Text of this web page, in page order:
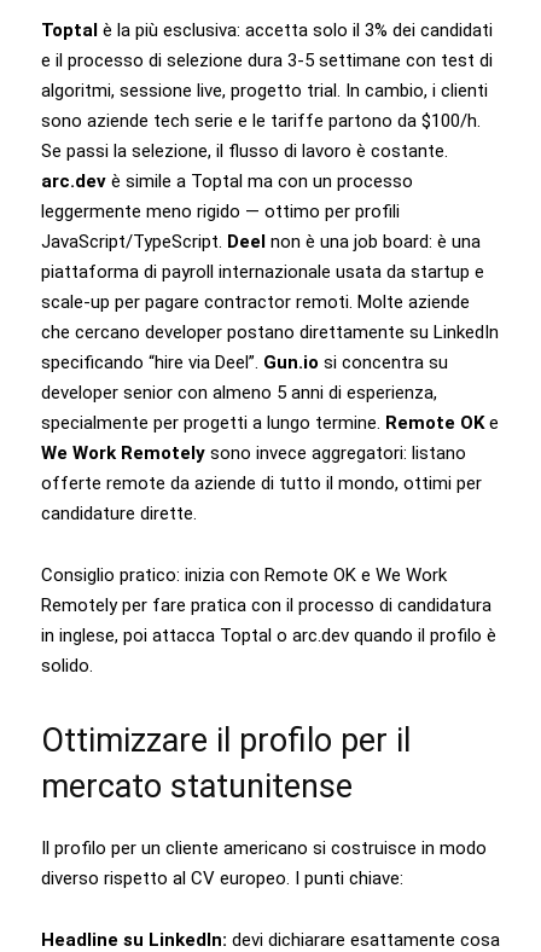
Toptal è la più esclusiva: accetta solo il 3% dei candidati
e il processo di selezione dura 3-5 settimane con test di
algoritmi, sessione live, progetto trial. In cambio, i clienti
sono aziende tech serie e le tariffe partono da $100/h.
Se passi la selezione, il flusso di lavoro è costante.
arc.dev è simile a Toptal ma con un processo
leggermente meno rigido — ottimo per profili
JavaScript/TypeScript. Deel non è una job board: è una
piattaforma di payroll internazionale usata da startup e
scale-up per pagare contractor remoti. Molte aziende
che cercano developer postano direttamente su LinkedIn
specificando “hire via Deel”. Gun.io si concentra su
developer senior con almeno 5 anni di esperienza,
specialmente per progetti a lungo termine. Remote OKe
We Work Remotely sono invece aggregatori: listano
offerte remote da aziende di tutto il mondo, ottimi per
candidature dirette.
Consiglio pratico: inizia con Remote OK e We Work
Remotely per fare pratica con il processo di candidatura
in inglese, poi attacca Toptal o arc.dev quando il profilo è
solido.
Ottimizzare il profilo per il
mercato statunitense
Il profilo per un cliente americano si costruisce in modo
diverso rispetto al CV europeo. I punti chiave:
Headline su LinkedIn: devi dichiarare esattamente cosa